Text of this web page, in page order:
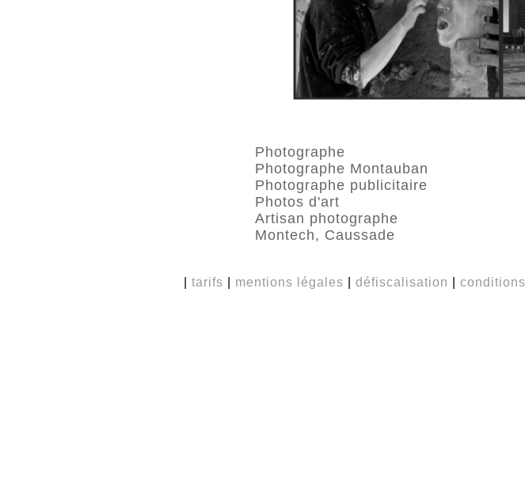
Photographe
Photographe Montauban
Photographe publicitaire
Photos d'art
Artisan photographe
Montech, Caussade
tarifs mentions légales défiscalisation